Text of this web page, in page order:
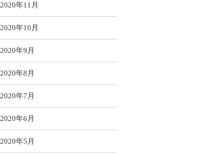
2020年11月
2020年10月
2020年9月
2020年8月
2020年7月
2020年6月
2020年5月